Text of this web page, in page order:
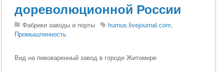
дореволюционной России
Фабрики заводы и порты humus.livejournal.com,
Промышленность
Вид на пивоваренный завод в городе Житомире